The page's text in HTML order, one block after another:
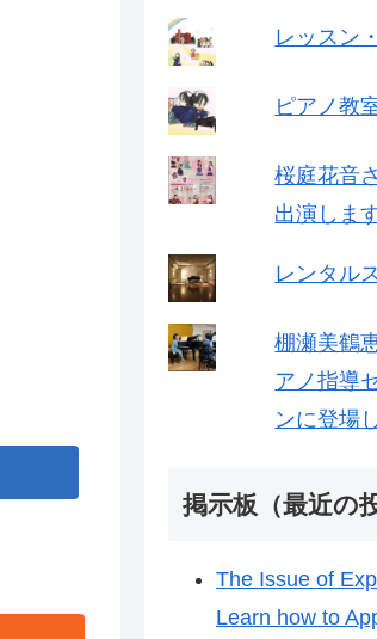
レッスン
ピアノ教
桜庭花音
出演しま
レンタル
棚瀬美鶴
アノ指導
ンに登場
掲示板（最近の
The Issue of
Learn how to